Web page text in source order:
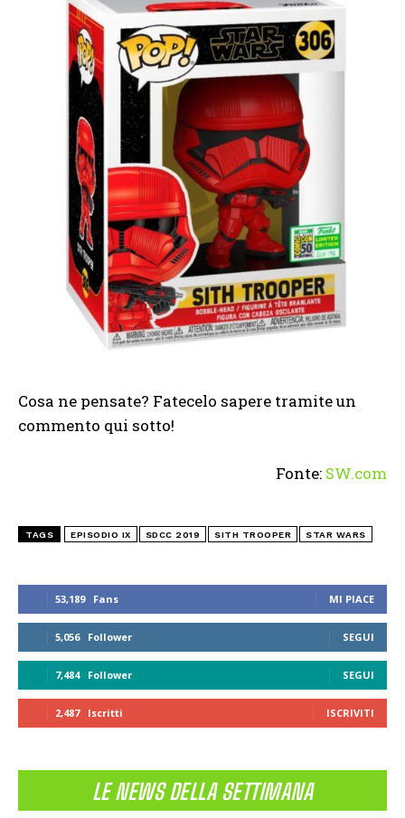
53,189 Fans MI PIACE
5,056 Follower SEGUI
7,484 Follower SEGUI
2,487 Iscritti ISCRIVITI
LE NEWS DELLA SETTIMANA
Cosa ne pensate? Fatecelo sapere tramite un
commento qui sotto!
Fonte: SW.com
TAGS EPISODIO IX SDCC 2019 SITH TROOPER STAR WARS